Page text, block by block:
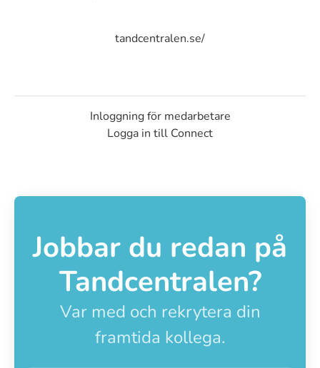
tandcentralen.se/
Inloggning för medarbetare
Logga in till Connect
Jobbar du redan på
Tandcentralen?
Var med och rekrytera din
framtida kollega.